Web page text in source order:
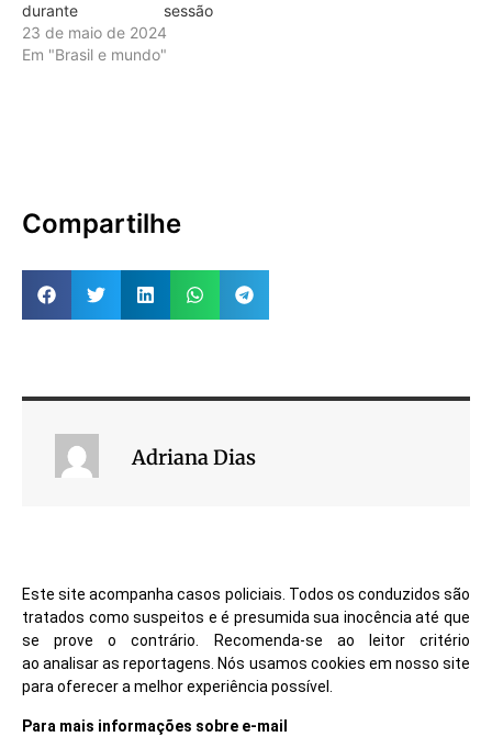
durante sessão
extraordinária realizada
no espaço da Assembleia
do Governo e presidente
do Parlamento
Laerte…
23 de maio de 2024
Em "Brasil e mundo"
Compartilhe
Adriana Dias
Este site acompanha casos policiais. Todos os conduzidos são
tratados como suspeitos e é presumida sua inocência até que
se prove o contrário. Recomenda-se ao leitor critério
ao analisar as reportagens. Nós usamos cookies em nosso site
para oferecer a melhor experiência possível.
Para mais informações sobre e-mail